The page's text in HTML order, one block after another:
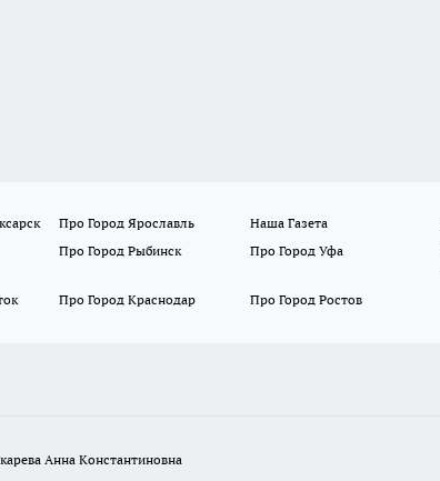
Про Город Ярославль Наша Газета
Про Город Рыбинск Про Город Уфа
Про Город Краснодар Про Город Ростов
Анна Константиновна